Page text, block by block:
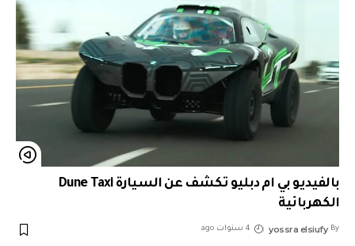
بالفيديو بي ام دبليو تكشف عن السيارة Dune Taxi
الكهربائية
By
yossra elsiufy 4 سنوات ago